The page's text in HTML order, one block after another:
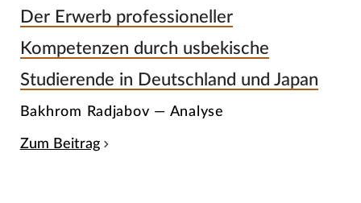
Der Erwerb professioneller
Kompetenzen durch usbekische
Studierende in Deutschland und Japan
Bakhrom Radjabov — Analyse
Zum Beitrag